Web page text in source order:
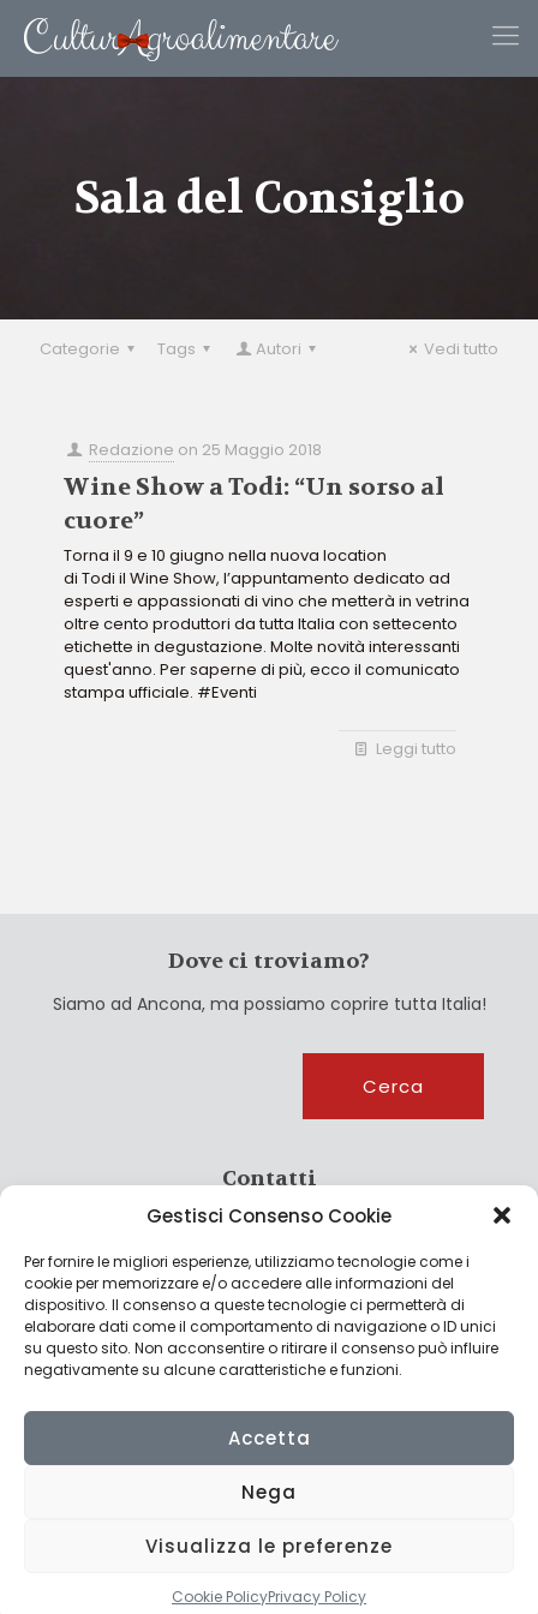
Gestisci Consenso Cookie
Per fornire le migliori esperienze, utilizziamo tecnologie come i
cookie per memorizzare e/o accedere alle informazioni del
dispositivo. Il consenso a queste tecnologie ci permetterà di
elaborare dati come il comportamento di navigazione o ID unici
su questo sito. Non acconsentire o ritirare il consenso può influire
negativamente su alcune caratteristiche e funzioni.
Accetta
Nega
Visualizza le preferenze
Cookie PolicyPrivacy Policy
Sala del Consiglio
Categorie Tags Autori Vedi tutto
Redazione on 25 Maggio 2018
Wine Show a Todi: “Un sorso al
cuore”
Torna il 9 e 10 giugno nella nuova location
di Todi il Wine Show, l’appuntamento dedicato ad
esperti e appassionati di vino che metterà in vetrina
oltre cento produttori da tutta Italia con settecento
etichette in degustazione. Molte novità interessanti
quest'anno. Per saperne di più, ecco il comunicato
stampa ufficiale. #Eventi
Leggi tutto
Dove ci troviamo?
Siamo ad Ancona, ma possiamo coprire tutta Italia!
Cerca
Contatti
info@culturagroalimentare.com
Note legali
Privacy Policy
© 2022 CulturAgroalimentare di Raffaello De Crescenzo - P.IVA